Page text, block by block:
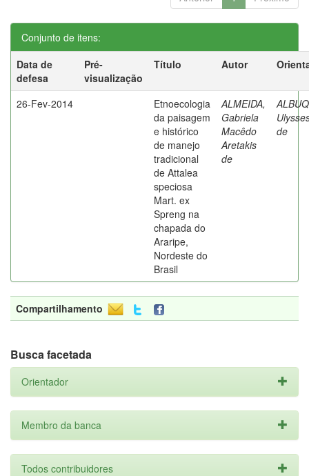
Conjunto de itens:
Data de
defesa
Pré-
visualização
Título Autor
26-Fev-2014
Etnoecologia
da paisagem
e histórico
de manejo
tradicional
de Attalea
speciosa
Mart. ex
Spreng na
chapada do
Araripe,
Nordeste do
Brasil
ALMEIDA,
Gabriela
Macêdo
Aretakis
de
de
Compartilhamento
Busca facetada
Orientador
Membro da banca
Todos contribuidores